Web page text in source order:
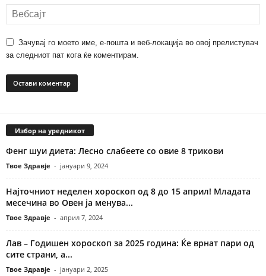
Зачувај го моето име, е-пошта и веб-локација во овој прелистувач
за следниот пат кога ќе коментирам.
Избор на уредникот
Фенг шуи диета: Лесно слабеете со овие 8 трикови
Твое Здравје - јануари 9, 2024
Најточниот неделен хороскоп од 8 до 15 април! Младата
месечина во Овен ја менува...
Твое Здравје - април 7, 2024
Лав – Годишен хороскоп за 2025 година: Ќе врнат пари од
сите страни, а...
Твое Здравје - јануари 2, 2025